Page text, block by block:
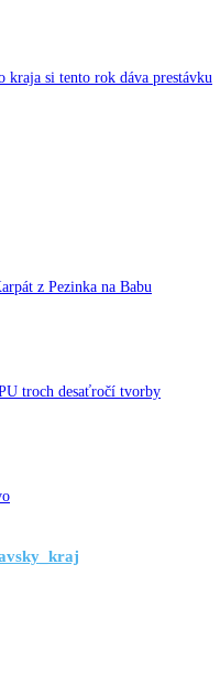
kraja si tento rok dáva prestávku
z Pezinka na Babu
troch desaťročí tvorby